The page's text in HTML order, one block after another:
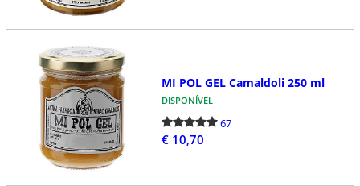
MI POL GEL Camaldoli 250 ml
DISPONÍVEL
67
€ 10,70